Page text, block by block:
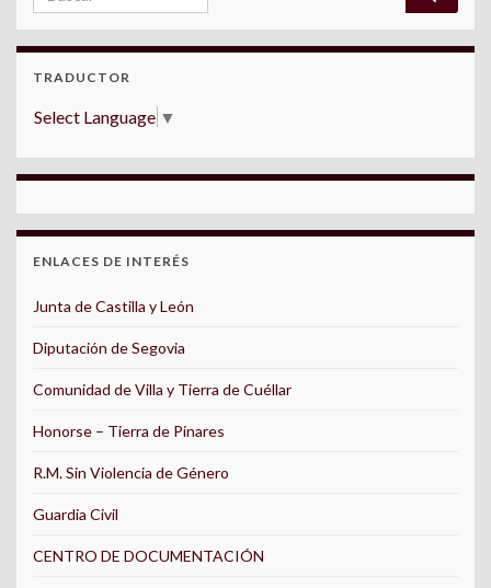
TRADUCTOR
Select Language ▼
ENLACES DE INTERÉS
Junta de Castilla y León
Diputación de Segovia
Comunidad de Villa y Tierra de Cuéllar
Honorse – Tierra de Pinares
R.M. Sin Violencia de Género
Guardia Civil
CENTRO DE DOCUMENTACIÓN